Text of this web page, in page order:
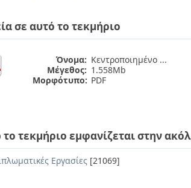
σε αυτό το τεκμήριο
Όνομα: Κεντροποιημένο ...
Μέγεθος: 1.558Mb
Μορφότυπο: PDF
το τεκμήριο εμφανίζεται στην
Εργασίες [21069]